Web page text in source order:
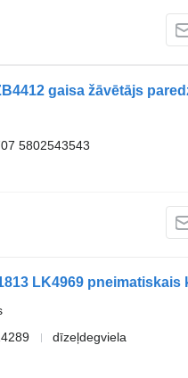
5802543543
dīzeļdegviela